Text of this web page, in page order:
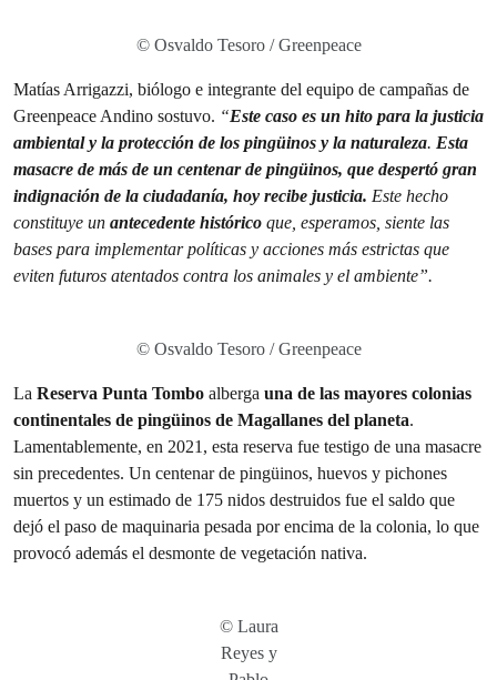
© Osvaldo Tesoro / Greenpeace
Matías Arrigazzi, biólogo e integrante del equipo de campañas de
Greenpeace Andino sostuvo. “Este caso es un hito para la justicia
ambiental y la protección de los pingüinos y la naturaleza. Esta
masacre de más de un centenar de pingüinos, que despertó gran
indignación de la ciudadanía, hoy recibe justicia. Este hecho
constituye un antecedente histórico que, esperamos, siente las
bases para implementar políticas y acciones más estrictas que
eviten futuros atentados contra los animales y el ambiente”.
© Osvaldo Tesoro / Greenpeace
La Reserva Punta Tombo alberga una de las mayores colonias
continentales de pingüinos de Magallanes del planeta.
Lamentablemente, en 2021, esta reserva fue testigo de una masacre
sin precedentes. Un centenar de pingüinos, huevos y pichones
muertos y un estimado de 175 nidos destruidos fue el saldo que
dejó el paso de maquinaria pesada por encima de la colonia, lo que
provocó además el desmonte de vegetación nativa.
© Laura
Reyes y